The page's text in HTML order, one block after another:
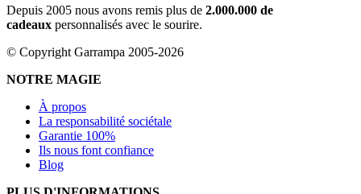
Depuis 2005 nous avons remis plus de 2.000.000 de
cadeaux personnalisés avec le sourire.
© Copyright Garrampa 2005-2026
NOTRE MAGIE
À propos
La responsabilité sociétale
Garantie 100%
Ils nous font confiance
Blog